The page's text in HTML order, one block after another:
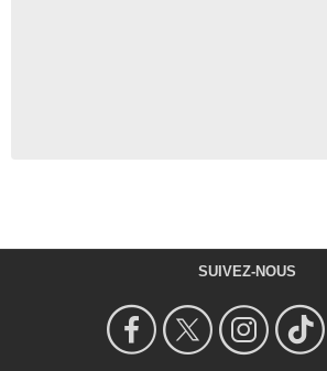
SUIVEZ-NOUS